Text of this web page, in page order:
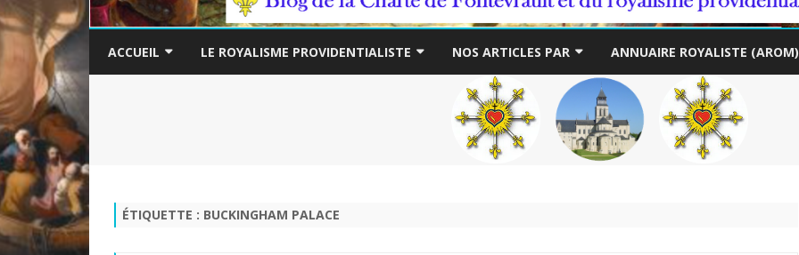
to
ACCUEIL LE ROYALISME PROVIDENTIALISTE NOS ARTICLES PAR
THÉME
AUTEUR
ANNUAIRE ROYALISTE (AROM)
ÉTIQUETTE : BUCKINGHAM PALACE